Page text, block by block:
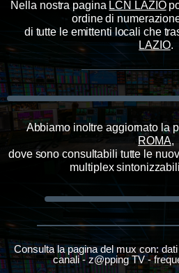
Nella nostra pagina LCN LAZIO
ordine di
di tutte le emittenti locali che
LAZIO.
Abbiamo inoltre aggiornato la
ROMA,
dove sono consultabili tutte le
multiplex
Consulta la pagina del mux con:
canali - z@pping TV -